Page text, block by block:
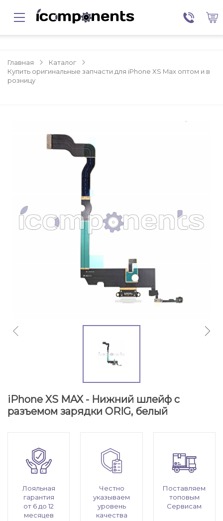
Главная
Каталог
Купить оригинальные запчасти для iPhone XS Max оптом и в
розницу
iPhone XS MAX - Нижний шлейф с
разъемом зарядки ORIG, белый
Лояльная
гарантия
от 6 до 12
месяцев
Честно
указываем
уровень
качества
Поставляем
топовым
Сервисам